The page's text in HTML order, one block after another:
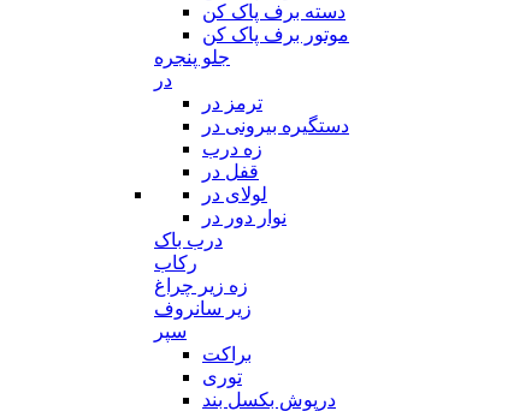
دسته برف پاک کن
موتور برف پاک کن
جلو پنجره
در
ترمز در
دستگیره بیرونی در
زه درب
قفل در
لولای در
نوار دور در
درب باک
رکاب
زه زیر چراغ
زیر سانروف
سپر
براکت
توری
درپوش بکسل بند